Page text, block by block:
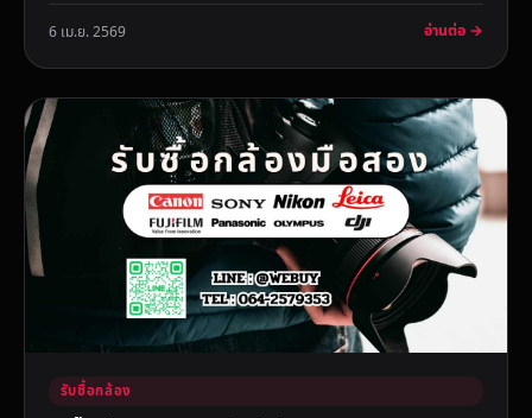
6 เม.ย. 2569 อ่านต่อ →
รับซื้อกล้อง